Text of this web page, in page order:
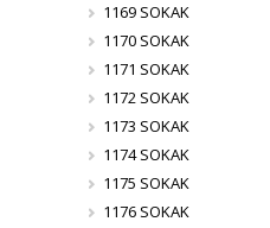
1169 SOKAK
1170 SOKAK
1171 SOKAK
1172 SOKAK
1173 SOKAK
1174 SOKAK
1175 SOKAK
1176 SOKAK